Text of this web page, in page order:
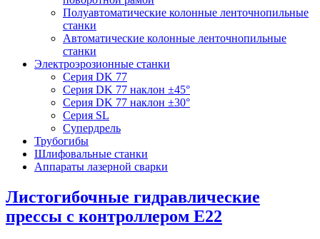
Полуавтоматические колонные ленточнопильные
станки
Автоматические колонные ленточнопильные
станки
Электроэрозионные станки
Серия DK 77
Серия DK 77 наклон ±45°
Серия DK 77 наклон ±30°
Серия SL
Супердрель
Трубогибы
Шлифовальные станки
Аппараты лазерной сварки
Листогибочные гидравлические
прессы с контроллером E22